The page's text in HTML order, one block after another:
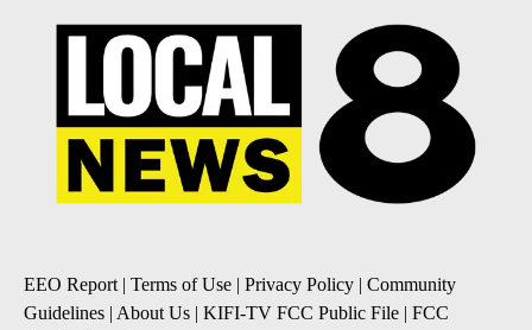
EEO Report | Terms of Use | Privacy Policy | Community
Guidelines | About Us | KIFI-TV FCC Public File | FCC